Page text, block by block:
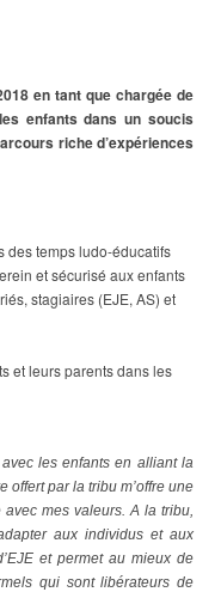
en tant que chargée de
enfants dans un soucis
riche d’expériences
des temps ludo-éducatifs
et sécurisé aux enfants
stagiaires (EJE, AS) et
et leurs parents dans les
les enfants en alliant la
offert par la tribu m’offre une
mes valeurs. A la tribu,
aux individus et aux
et permet au mieux de
qui sont libérateurs de